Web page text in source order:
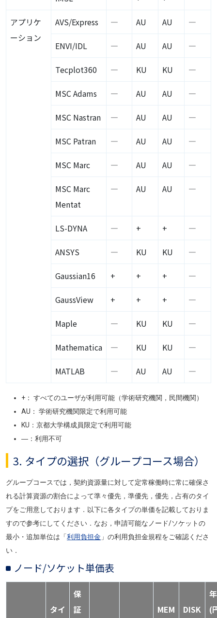
アプリケ
ーション
AVS/Express ― AU AU ―
ENVI/IDL ― AU AU ―
Tecplot360 ― KU KU ―
MSCAdams ― AU AU ―
MSC Nastran ― AU AU ―
MSC Patran ― AU AU ―
MSC Marc ― AU AU ―
MSC Marc
Mentat
― AU AU ―
LS-DYNA ― + + ―
ANSYS ― KU KU ―
Gaussian16 + + + ―
GaussView + + + ―
Maple ― KU KU ―
Mathematica ― KU KU ―
MATLAB ― AU AU ―
+： すべてのユーザが利用可能（学術研究機関，民間機関）
AU ： 学術研究機関限定で利用可能
KU：京都大学構成員限定で利用可能
―：利用不可
3. タイプの選択（グループコース場合）
グループコースでは，契約資源量に対して定常稼働時に常に確保さ
れる計算資源の割合によって準々優先，準優先，優先，占有のタイ
プをご用意しております．以下に各タイプの単価を記載しておりま
すので参考にしてください．なお，申請可能なノード/ソケットの
最小・追加単位は「利用負担金 」の利用負担金規程をご確認くださ
い．
ノード/ソケット単価表
タイ
保
証
MEM
DISK
(